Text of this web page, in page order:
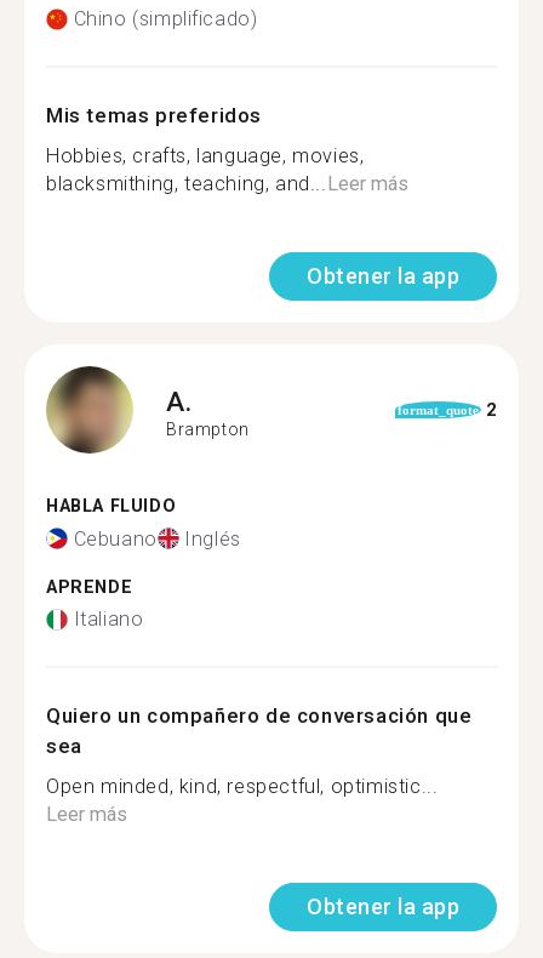
Chino (simplificado)
Mis temas preferidos
Hobbies, crafts, language, movies,
blacksmithing, teaching, and...Leer más
Obtener la app
A.
Brampton
format_quote 2
HABLA FLUIDO
Cebuano Inglés
APRENDE
Italiano
Quiero un compañero de conversación que
sea
Open minded, kind, respectful, optimistic...
Leer más
Obtener la app